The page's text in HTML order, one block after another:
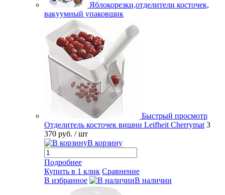
Яблокорезки,отделители косточек,
вакуумный упаковщик
Быстрый просмотр
Отделитель косточек вишни Leifheit Cherrymat 3
370 руб. / шт
В корзину
Подробнее
Купить в 1 клик Сравнение
В избранное
В наличии